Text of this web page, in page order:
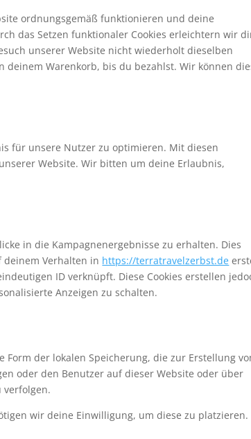
ordnungsgemäß funktionieren und deine
das Setzen funktionaler Cookies erleichtern wir
unserer Website nicht wiederholt dieselben
Warenkorb, bis du bezahlst. Wir können
für unsere Nutzer zu optimieren. Mit diesen
Website. Wir bitten um deine Erlaubnis,
in die Kampagnenergebnisse zu erhalten. Dies
Verhalten in https://terratravelzerbst.de
ID verknüpft. Diese Cookies erstellen
Anzeigen zu schalten.
Form der lokalen Speicherung, die zur Erstellung
oder den Benutzer auf dieser Website oder über
verfolgen.
wir deine Einwilligung, um diese zu platzieren.